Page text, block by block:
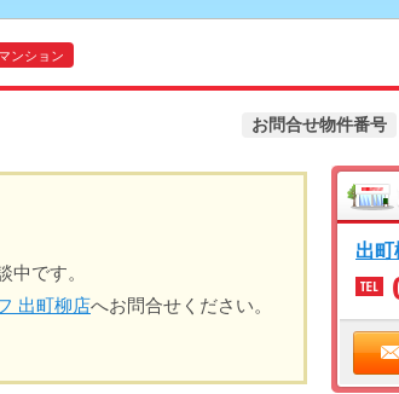
マンション
お問合せ物件番号
中です。
出町柳店へお問合せください。
出町